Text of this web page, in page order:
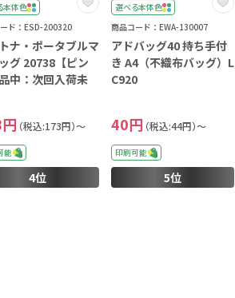
手袋
る ボトル＆
ー
和のノベルティ特集
本体色
ド：ESD-200320
ナ・ポータブルマ
グ 20738【ピン
中：次回入荷未
（税込:173円）～
能
4位
選べる本体色
商品コード：EWA-130007
アドバッグ40 持ち手付
き A4（不織布バッグ）L
C920
40円 （税込:44円）～
印刷可能
5位